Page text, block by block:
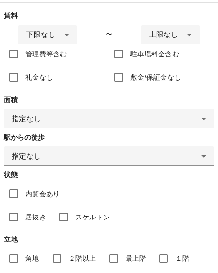
賃料
下限なし 〜 上限なし
管理費等含む 駐車場料金含む
礼金なし 敷金/保証金なし
面積
指定なし
駅からの徒歩
指定なし
状態
内覧会あり
居抜き スケルトン
立地
角地 ２階以上 最上階 １階